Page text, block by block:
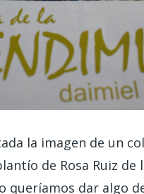
la imagen de un
de Rosa Ruiz de
queríamos dar algo